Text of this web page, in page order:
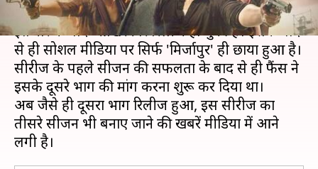
अमेजन प्राइम की सुपरहिट बेव सीरीज 'मिर्जापुर 2' लंबे
इंतजार के बाद आखिरकार रिलीज हो चुकी है। इसके बाद
से ही सोशल मीडिया पर सिर्फ 'मिर्जापुर' ही छाया हुआ है।
सीरीज के पहले सीजन की सफलता के बाद से ही फैंस ने
इसके दूसरे भाग की मांग करना शुरू कर दिया था।
अब जैसे ही दूसरा भाग रिलीज हुआ, इस सीरीज का
तीसरे सीजन भी बनाए जाने की खबरें मीडिया में आने